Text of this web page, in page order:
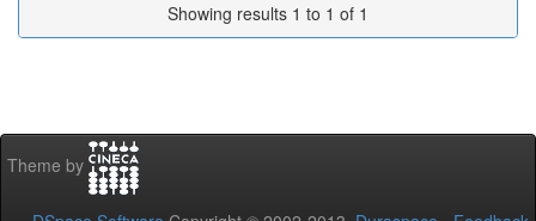
Showing results 1 to 1 of 1
Theme by